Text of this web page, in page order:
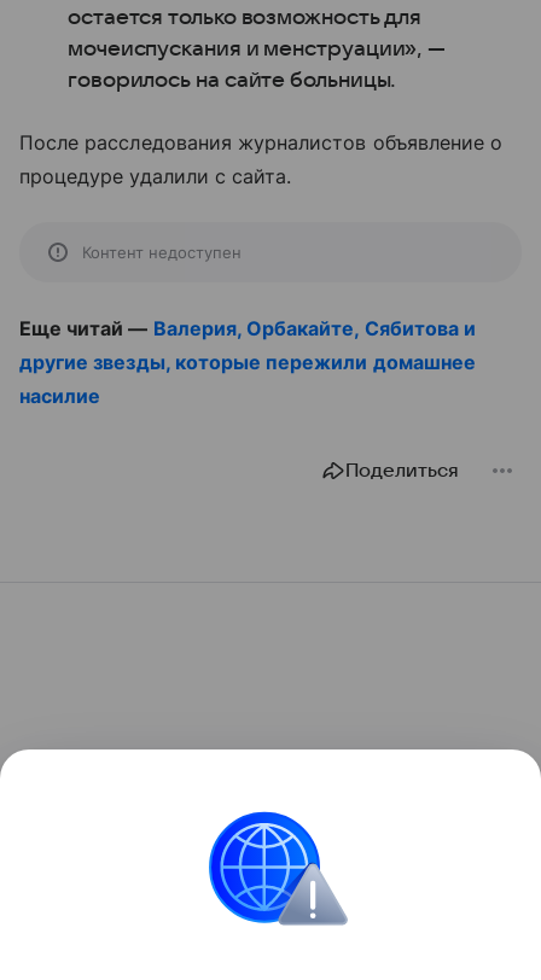
остается только возможность для
мочеиспускания и менструации», —
говорилось на сайте больницы.
После расследования журналистов объявление о
процедуре удалили с сайта.
Контент недоступен
Еще читай — Валерия, Орбакайте, Сябитова и
другие звезды, которые пережили домашнее
насилие
Поделиться